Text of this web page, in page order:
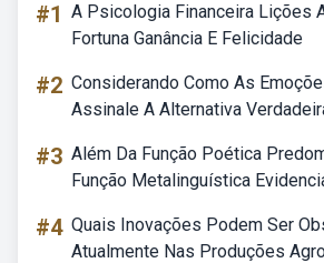
#1 A Psicologia Financeira Lições
Fortuna Ganância E Felicidade
#2 Considerando Como As
Assinale A Alternativa
#3 Além Da Função Poética
Função Metalinguística
#4 Quais Inovações Podem Ser
Atualmente Nas Produções